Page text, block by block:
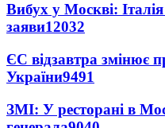
Вибух у Москві: Італія
заяви12032
ЄС відзавтра змінює
України9491
ЗМІ: У ресторані в